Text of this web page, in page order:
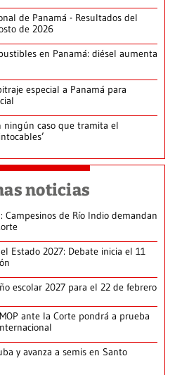
de Panamá - Resultados del
de 2026
en Panamá: diésel aumenta
especial a Panamá para
ningún caso que tramita el
noticias
Campesinos de Río Indio demandan
Estado 2027: Debate inicia el 11
escolar 2027 para el 22 de febrero
ante la Corte pondrá a prueba
y avanza a semis en Santo